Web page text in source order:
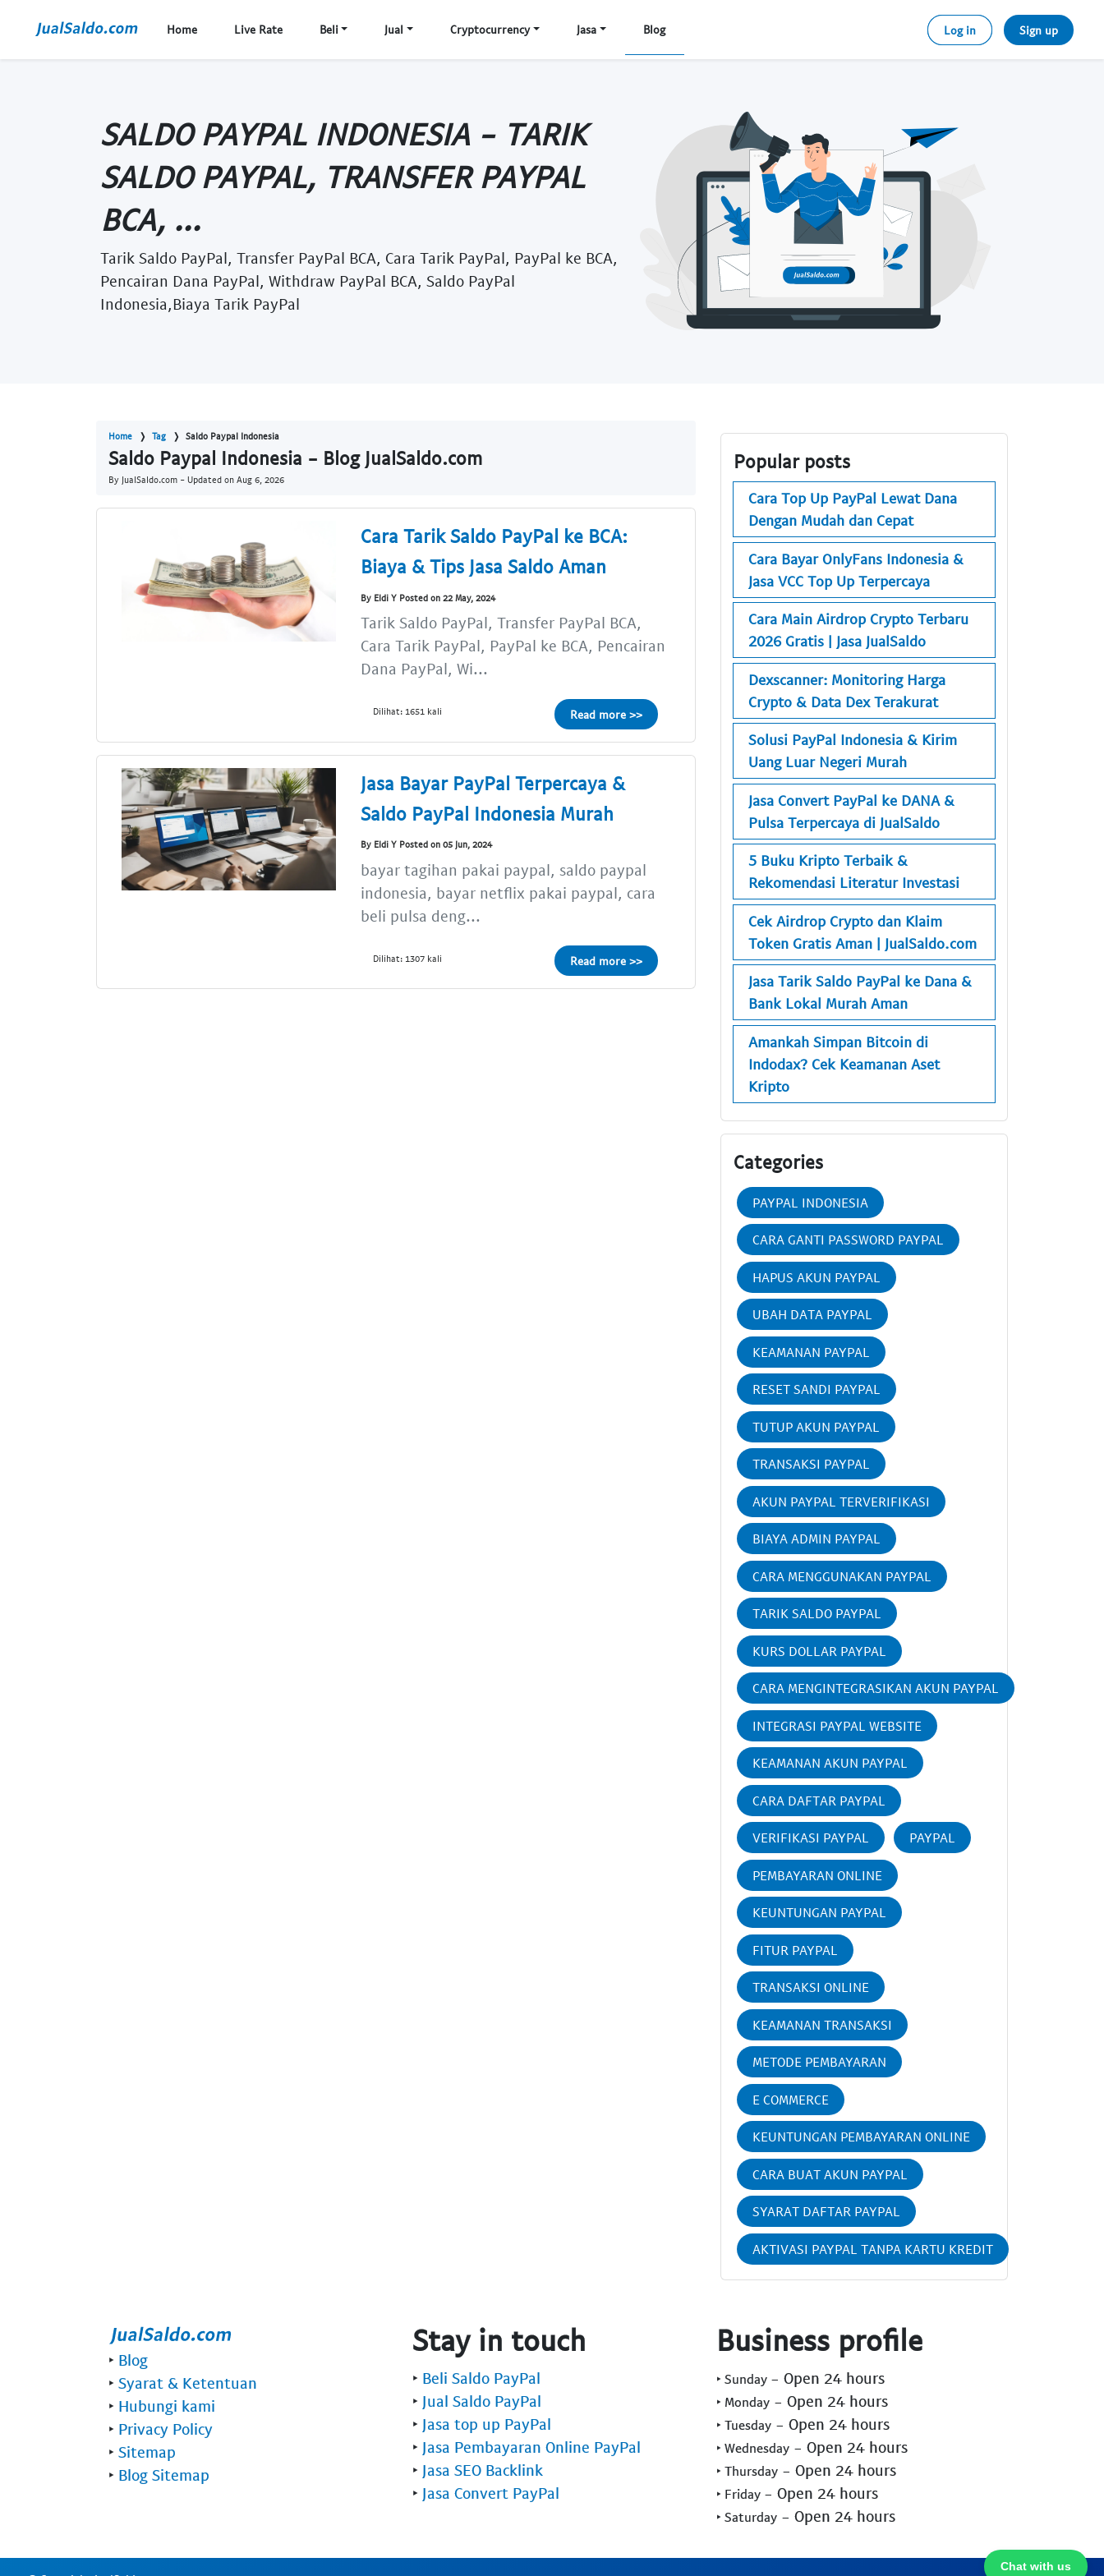
Home Live Rate Beli Jual Cryptocurrency Jasa Blog Log in Sign up
SALDO PAYPAL INDONESIA - TARIK
SALDO PAYPAL, TRANSFER PAYPAL
BCA, ...
Tarik Saldo PayPal, Transfer PayPal BCA, Cara Tarik PayPal, PayPal ke BCA,
Pencairan Dana PayPal, Withdraw PayPal BCA, Saldo PayPal
Indonesia,Biaya Tarik PayPal
Home Tag Saldo Paypal Indonesia
Saldo Paypal Indonesia - Blog JualSaldo.com
By JualSaldo.com - Updated on Aug 6, 2026
Cara Tarik Saldo PayPal ke BCA:
Biaya & Tips Jasa Saldo Aman
By Eldi Y Posted on 22 May, 2024
Tarik Saldo PayPal, Transfer PayPal BCA,
Cara Tarik PayPal, PayPal ke BCA, Pencairan
Dana PayPal, Wi...
Dilihat: 1651 kali Read more >>
Jasa Bayar PayPal Terpercaya &
Saldo PayPal Indonesia Murah
By Eldi Y Posted on 05 Jun, 2024
bayar tagihan pakai paypal, saldo paypal
indonesia, bayar netflix pakai paypal, cara
beli pulsa deng...
Dilihat: 1307 kali Read more >>
Popular posts
Cara Top Up PayPal Lewat Dana
Dengan Mudah dan Cepat
Cara Bayar OnlyFans Indonesia &
Jasa VCC Top Up Terpercaya
Cara Main Airdrop Crypto Terbaru
2026 Gratis | Jasa JualSaldo
Dexscanner: Monitoring Harga
Crypto & Data Dex Terakurat
Solusi PayPal Indonesia & Kirim
Uang Luar Negeri Murah
Jasa Convert PayPal ke DANA &
Pulsa Terpercaya di JualSaldo
5 Buku Kripto Terbaik &
Rekomendasi Literatur Investasi
Cek Airdrop Crypto dan Klaim
Token Gratis Aman | JualSaldo.com
Jasa Tarik Saldo PayPal ke Dana &
Bank Lokal Murah Aman
Amankah Simpan Bitcoin di
Indodax? Cek Keamanan Aset
Kripto
Categories
PAYPAL INDONESIA
CARA GANTI PASSWORD PAYPAL
HAPUS AKUN PAYPAL
UBAH DATA PAYPAL
KEAMANAN PAYPAL
RESET SANDI PAYPAL
TUTUP AKUN PAYPAL
TRANSAKSI PAYPAL
AKUN PAYPAL TERVERIFIKASI
BIAYA ADMIN PAYPAL
CARA MENGGUNAKAN PAYPAL
TARIK SALDO PAYPAL
KURS DOLLAR PAYPAL
CARA MENGINTEGRASIKAN AKUN PAYPAL
INTEGRASI PAYPAL WEBSITE
KEAMANAN AKUN PAYPAL
CARA DAFTAR PAYPAL
VERIFIKASI PAYPAL PAYPAL
PEMBAYARAN ONLINE
KEUNTUNGAN PAYPAL
FITUR PAYPAL
TRANSAKSI ONLINE
KEAMANAN TRANSAKSI
METODE PEMBAYARAN
E COMMERCE
KEUNTUNGAN PEMBAYARAN ONLINE
CARA BUAT AKUN PAYPAL
SYARAT DAFTAR PAYPAL
AKTIVASI PAYPAL TANPA KARTU KREDIT
Chat with us
‣ Blog
‣ Syarat & Ketentuan
‣ Hubungi kami
‣ Privacy Policy
‣ Sitemap
‣ Blog Sitemap
Stay in touch
‣ Beli Saldo PayPal
‣ Jual Saldo PayPal
‣ Jasa top up PayPal
‣ Jasa Pembayaran Online PayPal
‣ Jasa SEO Backlink
‣ Jasa Convert PayPal
Business profile
‣ Sunday - Open 24 hours
‣ Monday - Open 24 hours
‣ Tuesday - Open 24 hours
‣ Wednesday - Open 24 hours
‣ Thursday - Open 24 hours
‣ Friday - Open 24 hours
‣ Saturday - Open 24 hours